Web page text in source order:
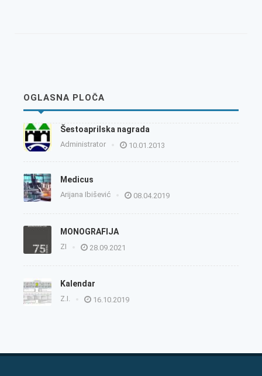
OGLASNA PLOČA
Šestoaprilska nagrada
Administrator 10.01.2013
Medicus
Arijana Ibišević 08.04.2019
MONOGRAFIJA
ZI 28.09.2021
Kalendar
Z.I. 16.10.2019